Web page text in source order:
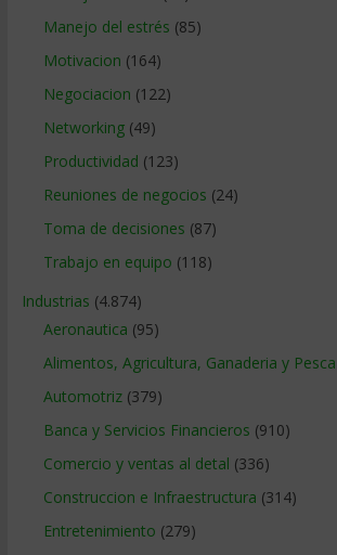
Manejo del estrés (85)
Motivacion (164)
Negociacion (122)
Networking(49)
Productividad (123)
Reuniones de negocios (24)
Toma de decisiones (87)
Trabajo en equipo (118)
Industrias (4.874)
Aeronautica (95)
Alimentos, Agricultura, Ganaderia y Pesca
Automotriz(379)
Banca y Servicios Financieros (910)
Comercio y ventas al detal (336)
Construccion e Infraestructura (314)
Entretenimiento (279)